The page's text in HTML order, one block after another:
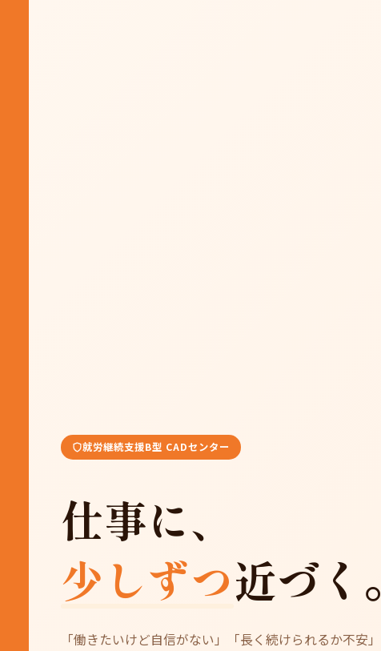
就労継続支援B型 CADセンター
仕事に、
少しずつ近づく。
「働きたいけど自信がない」「長く続けられるか不安」